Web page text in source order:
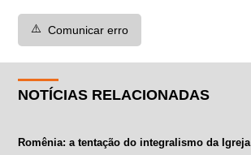
⚠️ Comunicar erro
NOTÍCIAS RELACIONADAS
Romênia: a tentação do integralismo da